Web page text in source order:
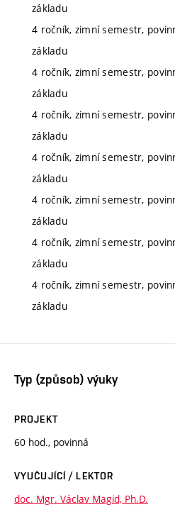
základu
4 ročník, zimní semestr,
základu
4 ročník, zimní semestr,
základu
4 ročník, zimní semestr,
základu
4 ročník, zimní semestr,
základu
4 ročník, zimní semestr,
základu
4 ročník, zimní semestr,
základu
4 ročník, zimní semestr,
základu
Typ (způsob) výuky
PROJEKT
60 hod., povinná
VYUČUJÍCÍ / LEKTOR
doc. Mgr. Václav Magid, Ph.D.